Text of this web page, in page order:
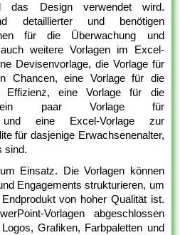
das Design verwendet wird.
detaillierter und benötigen
für die Überwachung und
weitere Vorlagen im Excel-
Devisenvorlage, die Vorlage für
Chancen, eine Vorlage für die
Effizienz, eine Vorlage für die
ein paar Vorlage für
und eine Excel-Vorlage zur
für dasjenige Erwachsenenalter,
sind.
Einsatz. Die Vorlagen können
Engagements strukturieren, um
von hoher Qualität ist.
Vorlagen abgeschlossen
Grafiken, Farbpaletten und